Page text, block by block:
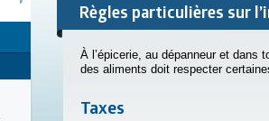
Règles particulières sur
À l’épicerie, au dépanneur et dans
des aliments doit respecter
Taxes